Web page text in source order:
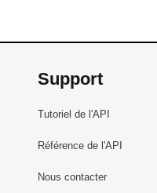
Support
Tutoriel de l'API
Référence de l'API
Nous contacter